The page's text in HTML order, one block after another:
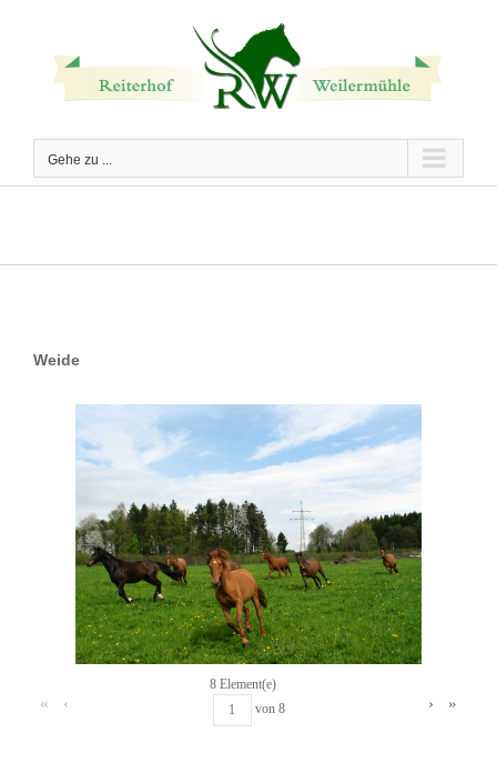
springen
Gehe zu ...
Weide
8 Element(e)
« ‹ von 8 › »